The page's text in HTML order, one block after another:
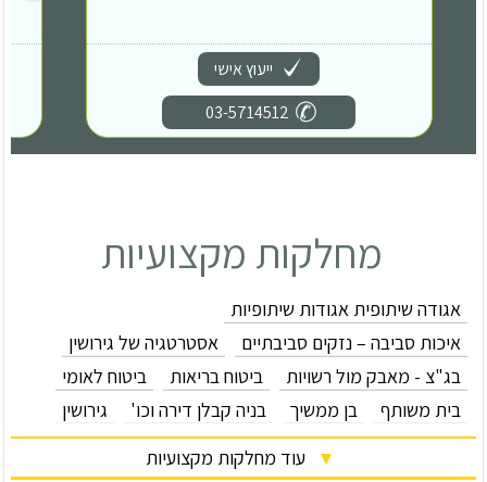
ייעוץ אישי
03-5714512
מחלקות מקצועיות
אגודה שיתופית אגודות שיתופיות
איכות סביבה – נזקים סביבתיים
אסטרטגיה של גירושין
בג"צ - מאבק מול רשויות
ביטוח בריאות
ביטוח לאומי
בית משותף
בן ממשיך בניה קבלן דירה וכו'
גירושין
גישור גירושין
גישור מגזר חקלאי
דוחות חניה